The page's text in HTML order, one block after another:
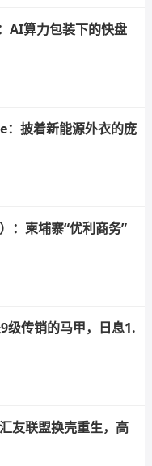
AI算力包装下的快盘
披着新能源外衣的庞
：柬埔寨“优利商务”
级传销的马甲，日息1.
友联盟换壳重生，高